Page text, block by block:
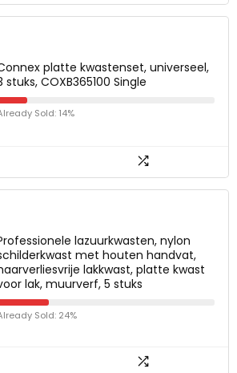
platte kwastenset, universeel,
stuks, COXB365100 Single
Sold: 14%
lazuurkwasten, nylon
met houten handvat,
lakkwast, platte kwast
lak, muurverf, 5 stuks
Sold: 24%